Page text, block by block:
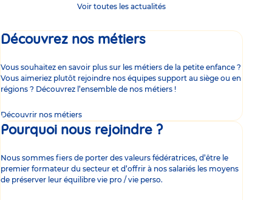
tototo
Voir toutes les actualités
Découvrez nos métiers
Vous souhaitez en savoir plus sur les métiers de la petite enfance ?
Vous aimeriez plutôt rejoindre nos équipes support au siège ou en
régions ? Découvrez l’ensemble de nos métiers !
Découvrir nos métiers
Pourquoi nous rejoindre ?
Nous sommes fiers de porter des valeurs fédératrices, d’être le
premier formateur du secteur et d’offrir à nos salariés les moyens
de préserver leur équilibre vie pro / vie perso.